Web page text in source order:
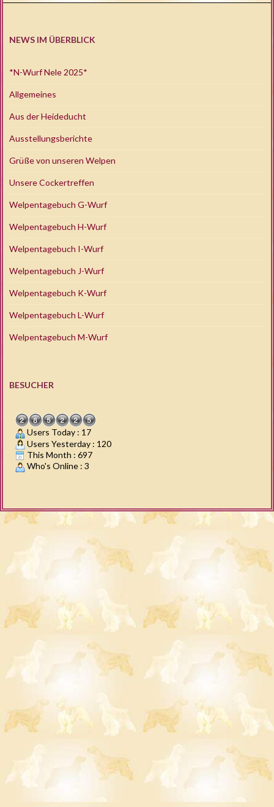
NEWS IM ÜBERBLICK
*N-Wurf Nele 2025*
Allgemeines
Aus der Heideducht
Ausstellungsberichte
Grüße von unseren Welpen
Unsere Cockertreffen
Welpentagebuch G-Wurf
Welpentagebuch H-Wurf
Welpentagebuch I-Wurf
Welpentagebuch J-Wurf
Welpentagebuch K-Wurf
Welpentagebuch L-Wurf
Welpentagebuch M-Wurf
BESUCHER
Users Today : 17
Users Yesterday : 120
This Month : 697
Who's Online : 3